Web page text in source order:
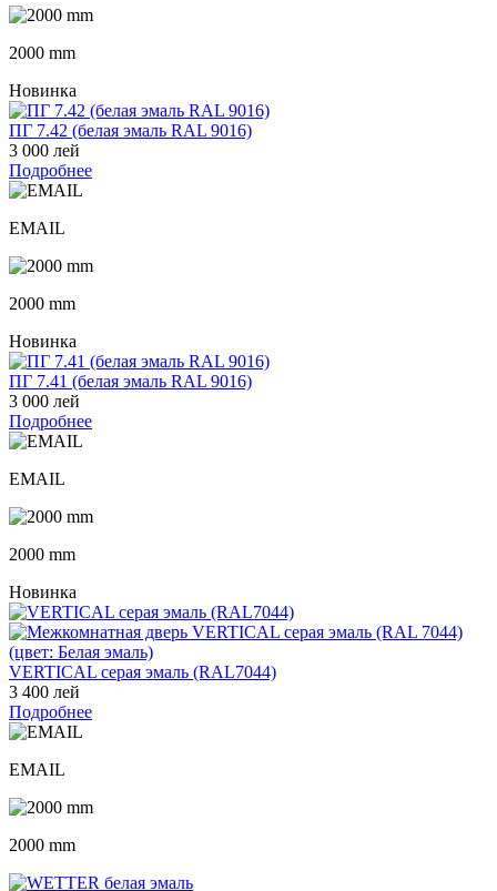
2000 mm
Новинка
ПГ 7.42 (белая эмаль RAL 9016)
3 000 лей
Подробнее
EMAIL
2000 mm
Новинка
ПГ 7.41 (белая эмаль RAL 9016)
3 000 лей
Подробнее
EMAIL
2000 mm
Новинка
VERTICAL серая эмаль (RAL7044)
3 400 лей
Подробнее
EMAIL
2000 mm